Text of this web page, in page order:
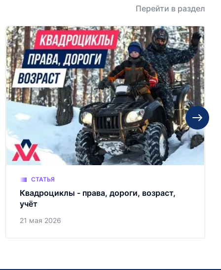
Перейти в раздел
СТАТЬЯ
Квадроциклы - права, дороги, возраст,
учёт
21 мая 2026